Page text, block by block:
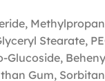
Stearate,
Gum,